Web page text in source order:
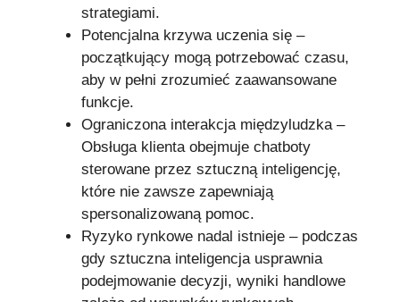
strategiami.
Potencjalna krzywa uczenia się –
początkujący mogą potrzebować czasu,
aby w pełni zrozumieć zaawansowane
funkcje.
Ograniczona interakcja międzyludzka –
Obsługa klienta obejmuje chatboty
sterowane przez sztuczną inteligencję,
które nie zawsze zapewniają
spersonalizowaną pomoc.
Ryzyko rynkowe nadal istnieje – podczas
gdy sztuczna inteligencja usprawnia
podejmowanie decyzji, wyniki handlowe